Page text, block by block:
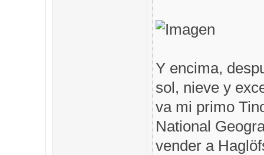
Y encima,
sol, nieve y
va mi primo
National
vender a